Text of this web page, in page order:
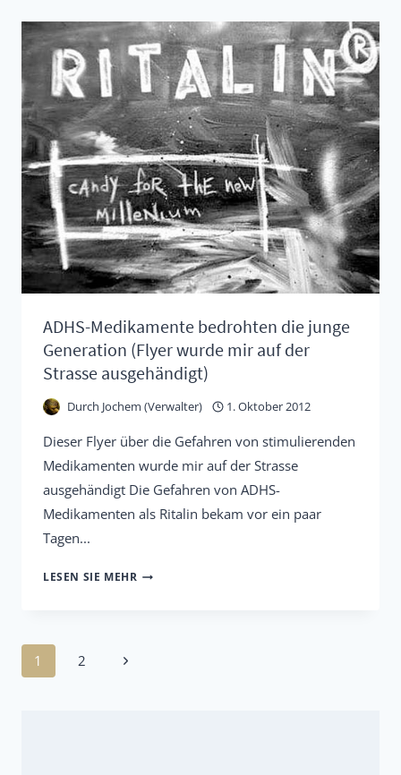
RITALIN
UND
CONCERTA
ADHS-Medikamente bedrohten die junge
Generation (Flyer wurde mir auf der
Strasse ausgehändigt)
Durch Jochem (Verwalter) 1. Oktober 2012
Dieser Flyer über die Gefahren von stimulierenden
Medikamenten wurde mir auf der Strasse
ausgehändigt Die Gefahren von ADHS-
Medikamenten als Ritalin bekam vor ein paar
Tagen...
LESEN SIE MEHR ADHS-
Seitennavigation
1 2
Nächste